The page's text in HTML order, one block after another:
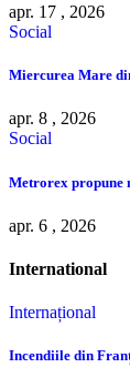
apr. 17 , 2026
Social
Miercurea Mare
apr. 8 , 2026
Social
Metrorex propune
apr. 6 , 2026
International
Internațional
Incendiile din